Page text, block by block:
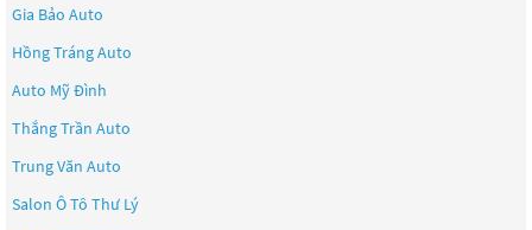
Gia Bảo Auto
Hồng Tráng Auto
Auto Mỹ Đình
Thắng Trần Auto
Trung Văn Auto
Salon Ô Tô Thư Lý